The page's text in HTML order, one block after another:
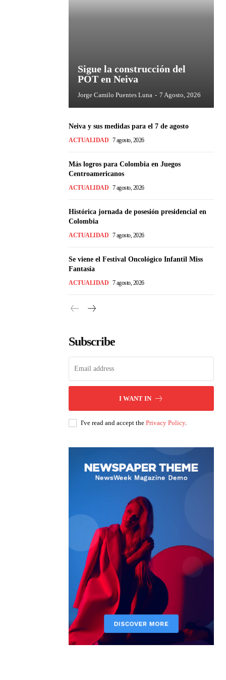
Sigue la construcción del
POT en Neiva
Jorge Camilo Puentes Luna - 7 Agosto, 2026
Neiva y sus medidas para el 7 de agosto
ACTUALIDAD 7 agosto, 2026
Más logros para Colombia en Juegos
Centroamericanos
ACTUALIDAD 7 agosto, 2026
Histórica jornada de posesión presidencial en
Colombia
ACTUALIDAD 7 agosto, 2026
Se viene el Festival Oncológico Infantil Miss
Fantasía
ACTUALIDAD 7 agosto, 2026
Subscribe
I WANT IN
I've read and accept the Privacy Policy.